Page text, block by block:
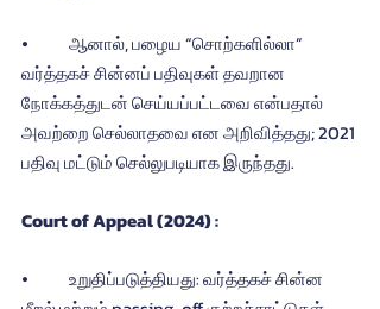
⦁	ஆனால், பழைய “சொற்களில்லா”
வர்த்தகச் சின்னப் பதிவுகள் தவறான
நோக்கத்துடன் செய்யப்பட்டவை என்பதால்
அவற்றை செல்லாதவை என அறிவித்தது; 2021
பதிவு மட்டும் செல்லுபடியாக இருந்தது.
Court of Appeal (2024) :
⦁	உறுதிப்படுத்தியது: வர்த்தகச் சின்ன